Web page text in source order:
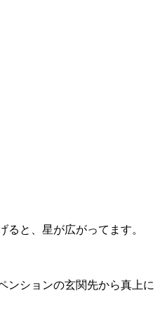
ると、星が広がってます。
ンションの玄関先から真上に